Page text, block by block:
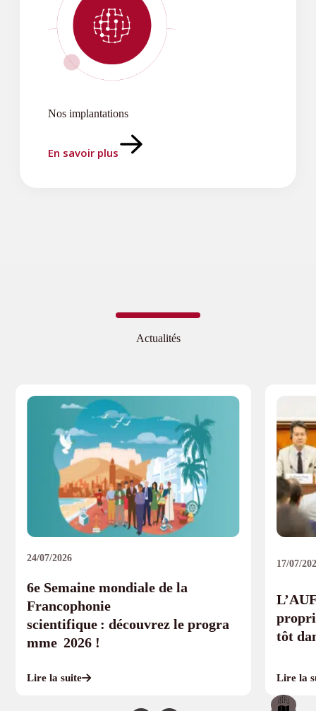
Nos implantations
En savoir plus
Actualités
24/07/2026
6e Semaine mondiale de la
Francophonie
scientifique : découvrez le progra
mme 2026 !
Lire la suite
17/07/
tôt
Lire la